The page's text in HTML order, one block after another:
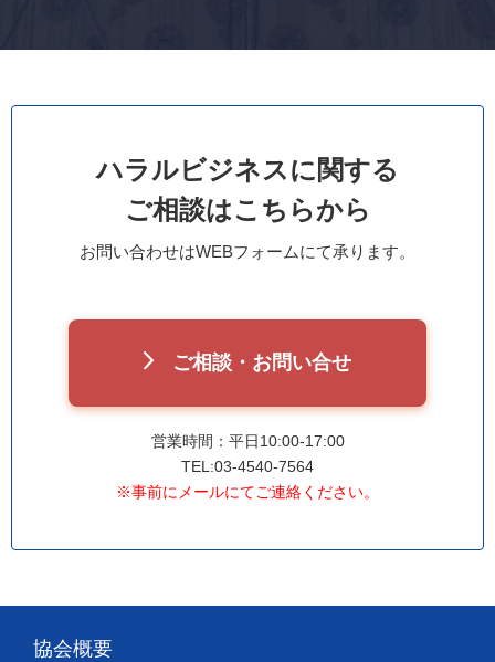
ハラルビジネスに関する
ご相談はこちらから
お問い合わせはWEBフォームにて承ります。
ご相談・お問い合せ
営業時間：平日10:00-17:00
TEL:03-4540-7564
※事前にメールにてご連絡ください。
協会概要